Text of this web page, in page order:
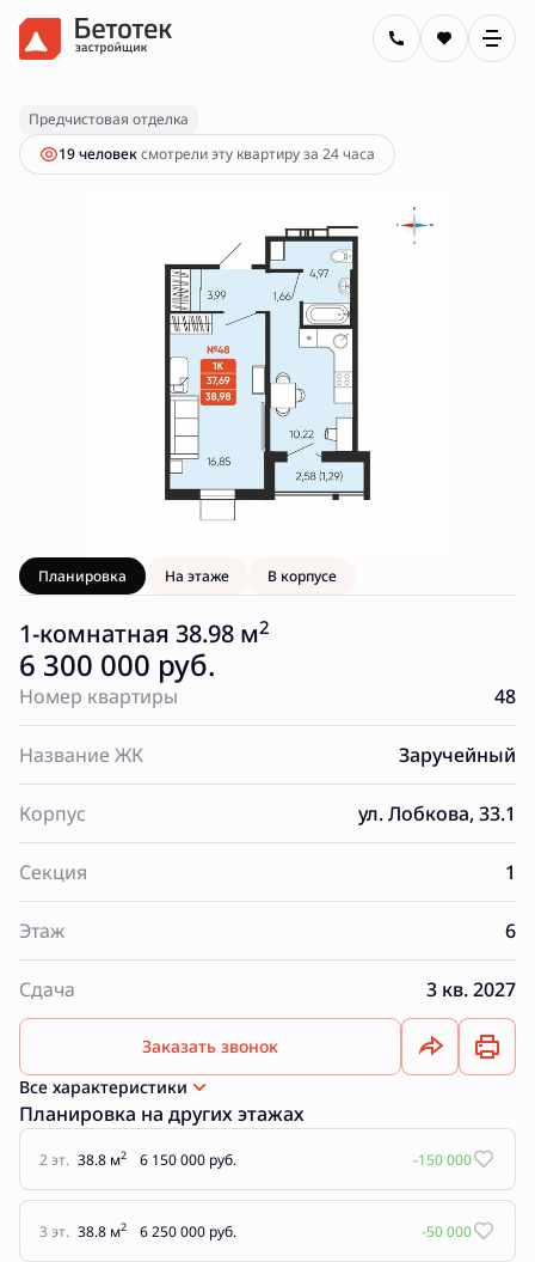
1-комнатная38.98 м 6 300 000 руб.
Предчистовая отделка
19 человексмотрели эту квартиру за 24 часа
Планировка На этаже В корпусе
1-комнатная 38.98 м2
6 300 000 руб.
Номер квартиры 48
Название ЖК Заручейный
Корпус ул. Лобкова, 33.1
Секция 1
Этаж 6
Сдача 3 кв. 2027
Заказать звонок
Все характеристики
Планировка на других этажах
2 эт. 38.8 м2 6 150 000 руб. -150 000
3 эт. 38.8 м2 6 250 000 руб. -50 000